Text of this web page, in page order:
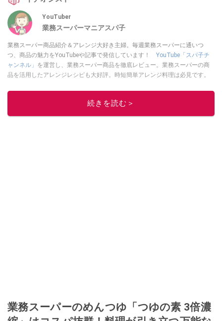
YouTuber
業務スーパーマニアスパ子
業務スーパー商品紹介＆アレンジ大好き主婦。毎週業務スーパーに通いつ
つ、商品の魅力をYouTubeや記事で発信しています！ YouTube「スパ子チ
ャンネル」 を運営し、業務スーパー商品を徹底レビュー。業務スーパーの商
品を活用したアレンジレシピも大好評。時短簡単アレンジ料理は必見です。
このイチオシストの他の記事を読む
続きを読む＞
業務スーパーのめんつゆ「つゆの素 3倍濃